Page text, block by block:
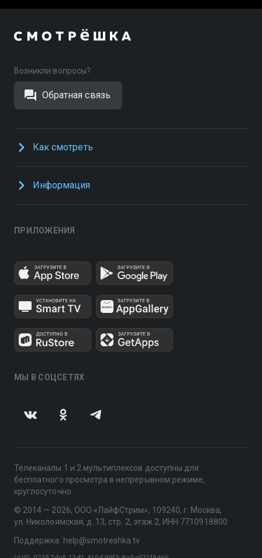
Возникли вопросы?
Обратная связь
Как смотреть
Информация
ПРИЛОЖЕНИЯ
МЫ В СОЦСЕТЯХ
Телеканалы 1 и 2 мультиплексов доступны для
бесплатного просмотра в непрерывном режиме,
круглосуточно.
© 2014 — 2026, ООО «ЛайфСтрим», 109240, г. Москва,
ул. Николоямская, д. 13, стр. 2, этаж 2, ИНН 7710918800
Поддержка: help@smotreshka.tv